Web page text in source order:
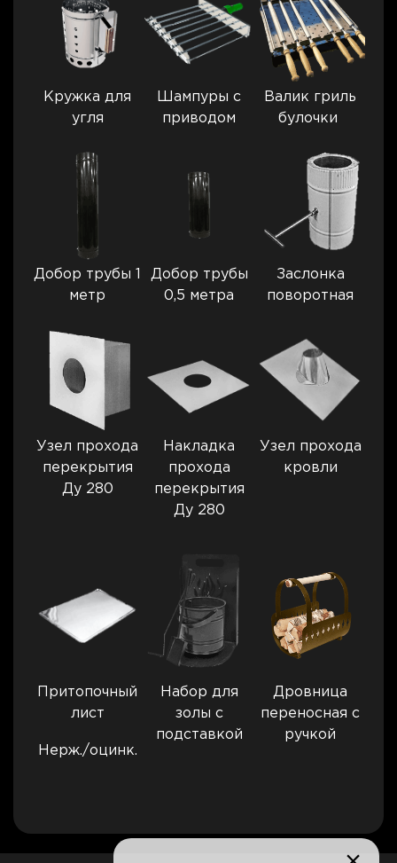
Кружка для
угля
Шампуры с
приводом
Валик гриль
булочки
Добор трубы 1
метр
Добор трубы
0,5 метра
Заслонка
поворотная
Узел прохода
перекрытия
Ду 280
Накладка
прохода
перекрытия
Ду 280
Узел прохода
кровли
Притопочный
лист
Нерж./оцинк.
Набор для
золы с
подставкой
Дровница
переносная с
ручкой